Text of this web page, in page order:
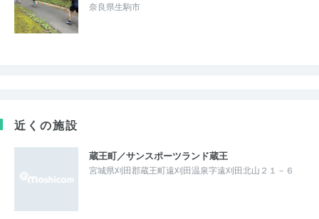
奈良県生駒市
近くの施設
蔵王町／サンスポーツランド蔵王
宮城県刈田郡蔵王町遠刈田温泉字遠刈田北山２１－６